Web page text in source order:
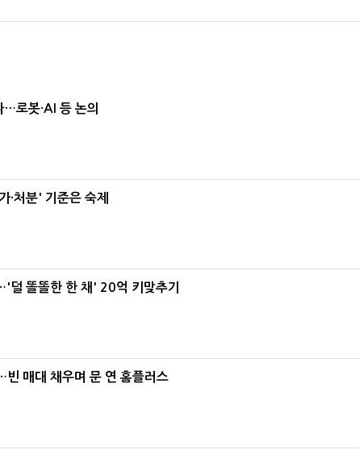
…로봇·AI 등 논의
·처분' 기준은 숙제
똘똘한 한 채' 20억 키맞추기
매대 채우며 문 연 홈플러스